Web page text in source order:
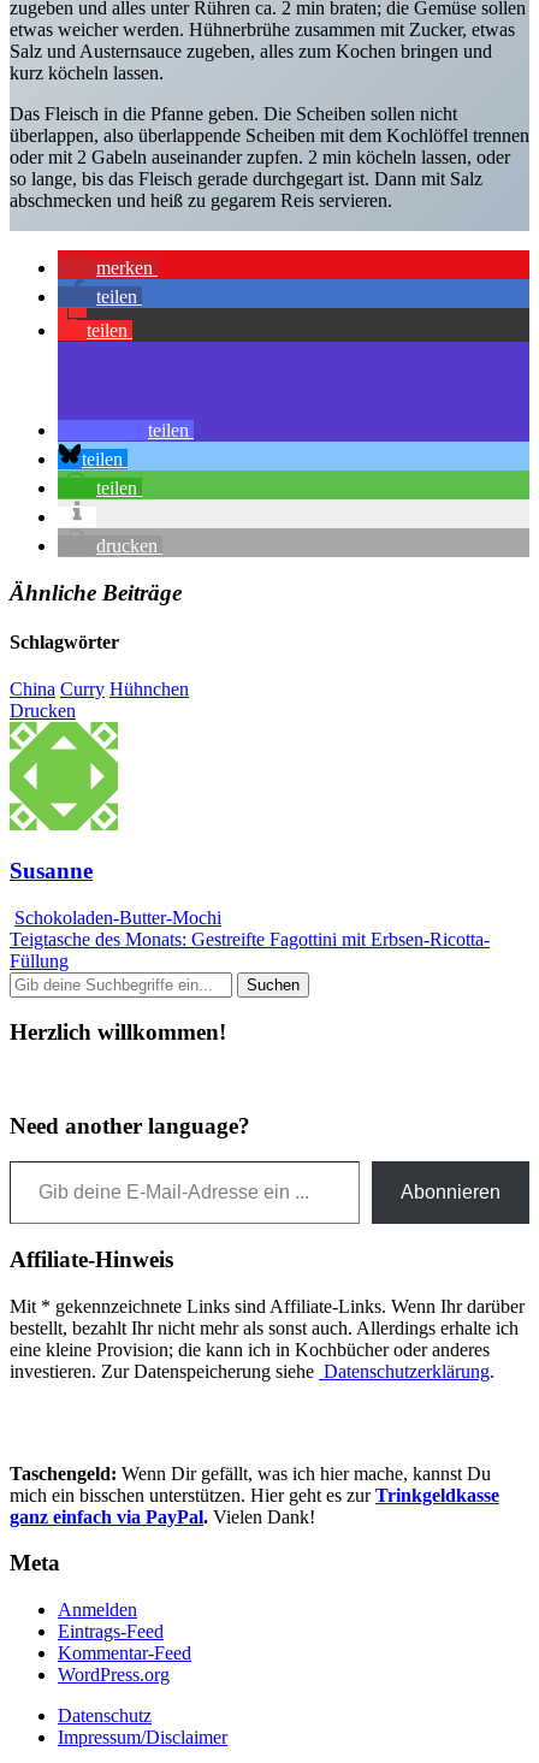
zugeben und alles unter Rühren ca. 2 min braten; die Gemüse sollen
etwas weicher werden. Hühnerbrühe zusammen mit Zucker, etwas
Salz und Austernsauce zugeben, alles zum Kochen bringen und
kurz köcheln lassen.
Das Fleisch in die Pfanne geben. Die Scheiben sollen nicht
überlappen, also überlappende Scheiben mit dem Kochlöffel trennen
oder mit 2 Gabeln auseinander zupfen. 2 min köcheln lassen, oder
so lange, bis das Fleisch gerade durchgegart ist. Dann mit Salz
abschmecken und heiß zu gegarem Reis servieren.
merken
teilen
teilen
teilen
teilen
teilen
drucken
Ähnliche Beiträge
Schlagwörter
China Curry Hühnchen
Drucken
Susanne
Schokoladen-Butter-Mochi
Teigtasche des Monats: Gestreifte Fagottini mit Erbsen-Ricotta-
Füllung
Herzlich willkommen!
Need another language?
Gib deine E-Mail-Adresse ein ...
Abonnieren
Affiliate-Hinweis
Mit * gekennzeichnete Links sind Affiliate-Links. Wenn Ihr darüber
bestellt, bezahlt Ihr nicht mehr als sonst auch. Allerdings erhalte ich
eine kleine Provision; die kann ich in Kochbücher oder anderes
investieren. Zur Datenspeicherung siehe Datenschutzerklärung.
Taschengeld: Wenn Dir gefällt, was ich hier mache, kannst Du
mich ein bisschen unterstützen. Hier geht es zurTrinkgeldkasse
ganz einfach via PayPal. Vielen Dank!
Meta
Anmelden
Eintrags-Feed
Kommentar-Feed
WordPress.org
Datenschutz
Impressum/Disclaimer